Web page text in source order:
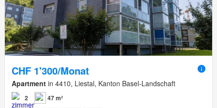
CHF 1'300/Monat
Apartment in 4410, Liestal, Kanton Basel-Landschaft
2 47 m²